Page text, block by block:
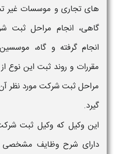
های تجاری و موسسات غیر
گاهی، انجام مراحلثبت
انجام گرفته و گاه،
مقررات و روند ثبت این نوع
مراحلثبت شرکت مورد نظر
گیرد.
اینوکیل که وکیل ثبت
دارای شرحوظایف مشخصی